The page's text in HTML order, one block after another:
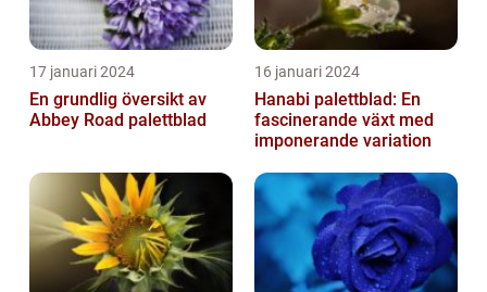
17 januari 2024
En grundlig översikt av
Abbey Road palettblad
16 januari 2024
Hanabi palettblad: En
fascinerande växt med
imponerande variation